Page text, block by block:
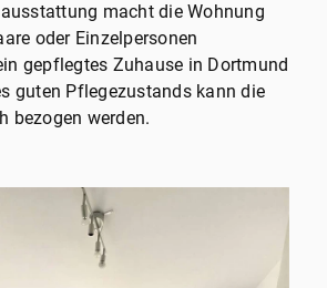
macht die Wohnung
oder Einzelpersonen
gepflegtes Zuhause in Dortmund
guten Pflegezustands kann die
bezogen werden.